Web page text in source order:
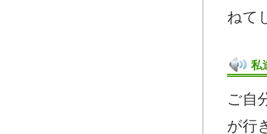
ねて
私
ご自
が行